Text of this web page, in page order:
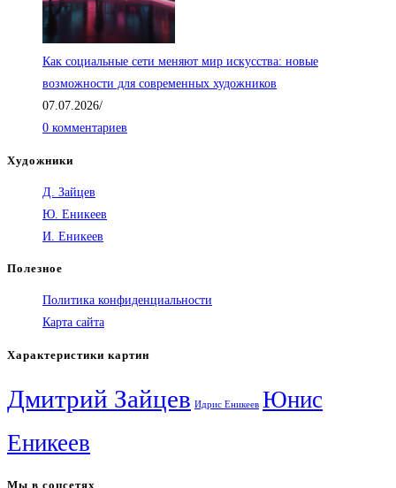
Как социальные сети меняют мир искусства: новые
возможности для современных художников
07.07.2026/
0 комментариев
Художники
Д. Зайцев
Ю. Еникеев
И. Еникеев
Полезное
Политика конфиденциальности
Карта сайта
Характеристики картин
Дмитрий Зайцев Идрис Еникеев Юнис
Еникеев
Мы в соцсетях